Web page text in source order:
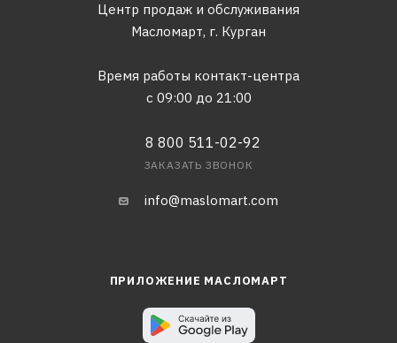
Центр продаж и обслуживания
Масломарт, г. Курган
Время работы контакт-центра
с 09:00 до 21:00
8 800 511-02-92
ЗАКАЗАТЬ ЗВОНОК
info@maslomart.com
ПРИЛОЖЕНИЕ МАСЛОМАРТ